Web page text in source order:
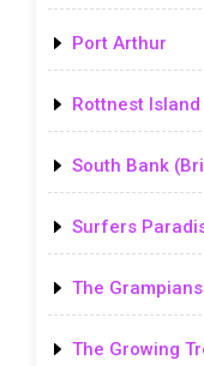
Port Arthur
Rottnest Island
South Bank
Surfers
The Grampians
The Growing